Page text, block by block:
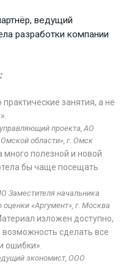
ведущий
разработки компании
занятия, а не
проекта, АО
Омской области», г. Омск
полезной и новой
бы чаще посещать
Заместителя начальника
«Аргумент», г. Москва
изложен доступно,
сделать все
ошибки».
экономист, ООО